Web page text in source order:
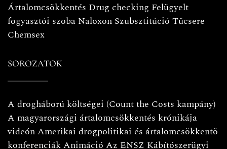
Ártalomcsökkentés Drug checking Felügyelt
fogyasztói szoba Naloxon Szubsztitúció Tűcsere
Chemsex
SOROZATOK
A drogháború költségei (Count the Costs kampány)
A magyarországi ártalomcsökkentés krónikája
videónAmerikai drogpolitikai és ártalomcsökkentö
konferenciákAnimáció Az ENSZ Kábítószerügyi